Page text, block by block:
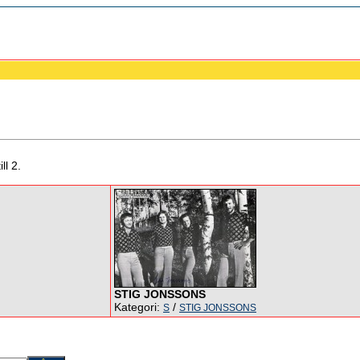
2.
STIG JONSSONS
Kategori: S / STIG JONSSONS